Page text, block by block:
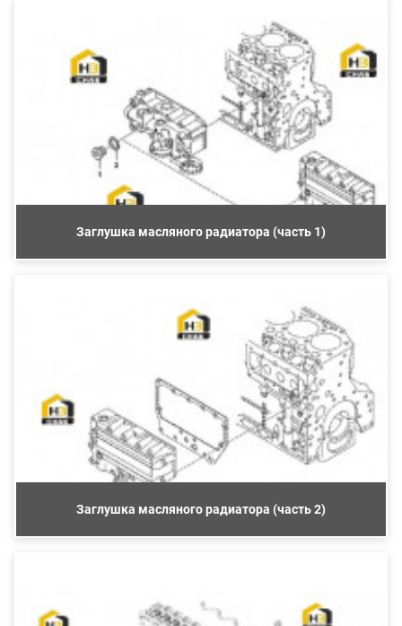
Заглушка масляного радиатора (часть 1)
Заглушка масляного радиатора (часть 2)